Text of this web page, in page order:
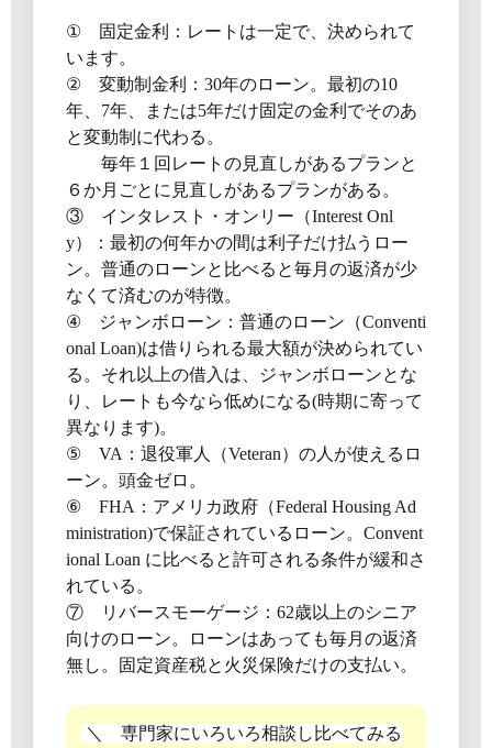
① 固定金利：レートは一定で、決められて
います。
② 変動制金利：30年のローン。最初の10
年、7年、または5年だけ固定の金利でそのあ
と変動制に代わる。
毎年１回レートの見直しがあるプランと
６か月ごとに見直しがあるプランがある。
③ インタレスト・オンリー（Interest Onl
y）：最初の何年かの間は利子だけ払うロー
ン。普通のローンと比べると毎月の返済が少
なくて済むのが特徴。
④ ジャンボローン：普通のローン（Conventi
onal Loan)は借りられる最大額が決められてい
る。それ以上の借入は、ジャンボローンとな
り、レートも今なら低めになる(時期に寄って
異なります)。
⑤ VA：退役軍人（Veteran）の人が使えるロ
ーン。頭金ゼロ。
⑥ FHA：アメリカ政府（Federal Housing Ad
ministration)で保証されているローン。Convent
ional Loan に比べると許可される条件が緩和さ
れている。
⑦ リバースモーゲージ：62歳以上のシニア
向けのローン。ローンはあっても毎月の返済
無し。固定資産税と火災保険だけの支払い。
＼ 専門家にいろいろ相談し比べてみる